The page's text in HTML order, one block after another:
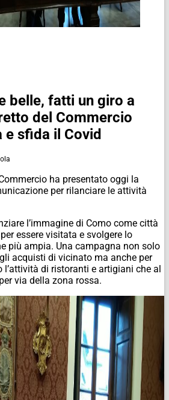
belle, fatti un giro a
del Commercio
e sfida il Covid
ha presentato oggi la
per rilanciare le attività
l’immagine di Como come città
essere visitata e svolgere lo
più ampia. Una campagna non solo
acquisti di vicinato ma anche per
l’attività di ristoranti e artigiani che al
via della zona rossa.